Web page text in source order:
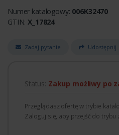
Numer katalogowy: 006K32470
GTIN:X_17824
Zadaj pytanie Udostępnij
Status: Zakup możliwy po
Przeglądasz ofertę w trybie
Zaloguj się, aby przejść do trybu